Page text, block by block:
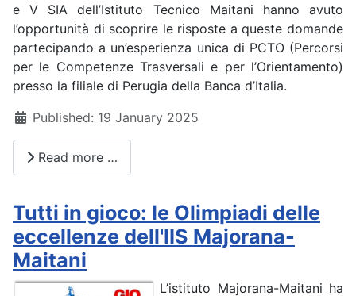
e V SIA dell’Istituto Tecnico Maitani hanno avuto
l’opportunità di scoprire le risposte a queste domande
partecipando a un’esperienza unica di PCTO (Percorsi
per le Competenze Trasversali e per l’Orientamento)
presso la filiale di Perugia della Banca d’Italia.
DetailsPublished: 19 January 2025
Read more …
Tutti in gioco: le Olimpiadi delle
eccellenze dell'IIS Majorana-
Maitani
L’istituto Majorana-Maitani ha